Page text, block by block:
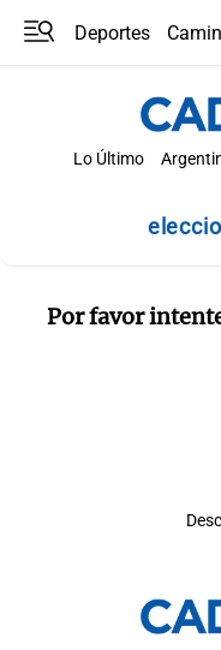
Deportes
Lo Último
Por favor